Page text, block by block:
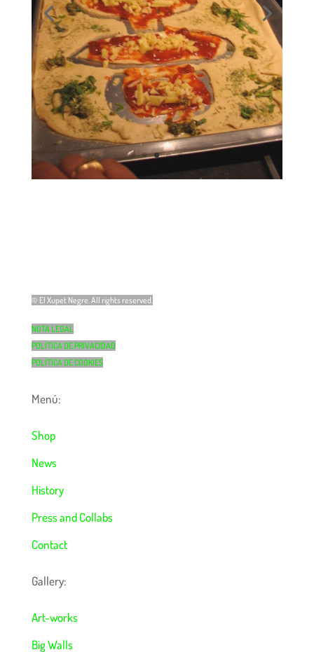
© El Xupet Negre. All rights reserved.
NOTA LEGAL
POLÍTICA DE PRIVACIDAD
POLÍTICA DE COOKIES
Menú:
Shop
News
History
Press and Collabs
Contact
Gallery:
Art-works
Big Walls